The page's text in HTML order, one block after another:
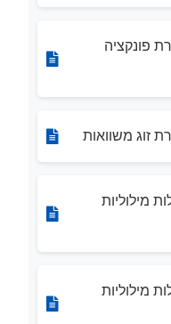
פונקציה
זוג משוואות
מילוליות
מילוליות